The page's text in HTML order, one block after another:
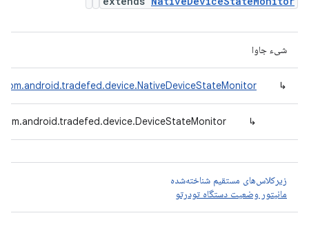
شیء جاوا
↳
com.android.tradefed.device.NativeDeviceStateMonitor
↳
com.android.tradefed.device.DeviceStateMonitor
زیرکلاس‌های مستقیم شناخته‌شده
مانیتور وضعیت دستگاه تودرتو